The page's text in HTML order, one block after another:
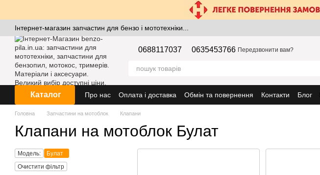
Інтернет-магазин запчастин для бензо і мототехніки...
0688117037 0635453766 Передзвонити вам?
Каталог Про нас Оплата і доставка Обмін та повернення Контакти Блог
Головна Запчастини на мотоблок Клапани
Клапани на мотоблок Булат
Модель:
Булат
Очистити фільтр